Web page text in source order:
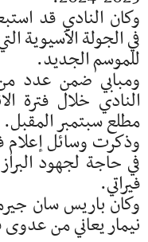
وكان النادي قد
في الجولة الآسيوية
للموسم الجديد.
ومبابي ضمن عدد من
النادي خلال فترة
مطلع سبتمبر المقبل.
وذكرت وسائل إعلام
في حاجة لجهود
فيراتي.
وكان باريس سان
نيمار يعاني من